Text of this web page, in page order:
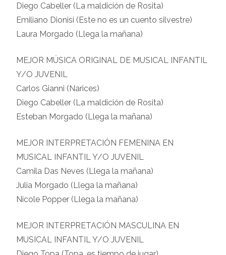
Diego Cabeller (La maldición de Rosita)
Emiliano Dionisi (Este no es un cuento silvestre)
Laura Morgado (Llega la mañana)
MEJOR MÚSICA ORIGINAL DE MUSICAL INFANTIL
Y/O JUVENIL
Carlos Gianni (Narices)
Diego Cabeller (La maldición de Rosita)
Esteban Morgado (Llega la mañana)
MEJOR INTERPRETACIÓN FEMENINA EN
MUSICAL INFANTIL Y/O JUVENIL
Camila Das Neves (Llega la mañana)
Julia Morgado (Llega la mañana)
Nicole Popper (Llega la mañana)
MEJOR INTERPRETACIÓN MASCULINA EN
MUSICAL INFANTIL Y/O JUVENIL